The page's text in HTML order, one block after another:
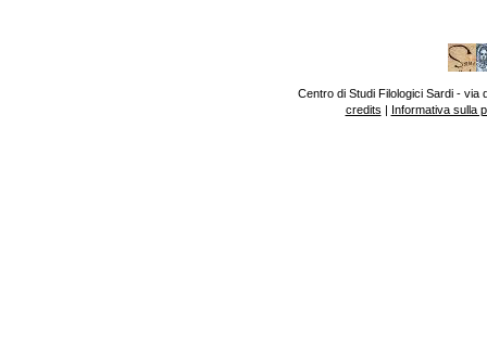
Centro di Studi Filologici Sardi - via
credits | Informativa sulla